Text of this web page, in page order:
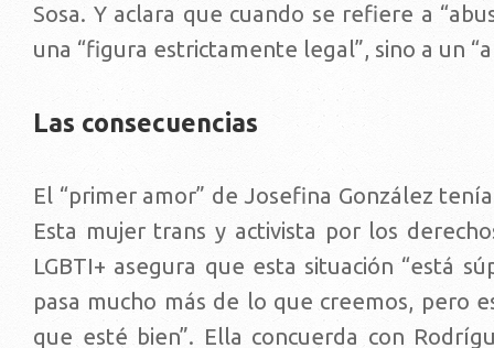
Sosa. Y aclara que cuando se refiere a
una “figura estrictamente legal”, sino a un
Las consecuencias
El “primer amor” de Josefina González
Esta mujer trans y activista por los
LGBTI+ asegura que esta situación “está
pasa mucho más de lo que creemos, pero
que esté bien”. Ella concuerda con